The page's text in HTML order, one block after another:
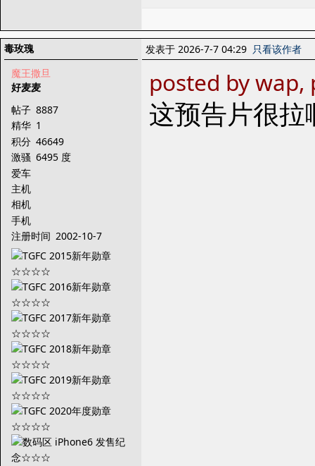
毒玫瑰
魔王撒旦
好麦麦
帖子 8887
精华 1
积分 46649
激骚 6495 度
爱车
主机
相机
手机
注册时间 2002-10-7
发表于 2026-7-7 04:29 只看该作者
posted by
这预告片很拉